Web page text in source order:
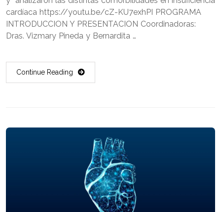
cardíaca https://youtu.be/cZ-KU7exhPI PROGRAMA
INTRODUCCION Y PRESENTACION Coordinadoras:
Dras. Vizmary Pineda y Bernardita …
Continue Reading